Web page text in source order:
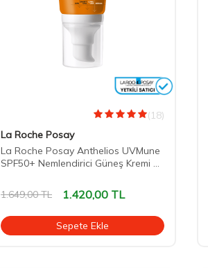
(18)
La Roche Posay
La Roche Posay Anthelios UVMune
SPF50+ Nemlendirici Güneş Kremi 50
1.649,00TL 1.420,00 TL
Sepete Ekle